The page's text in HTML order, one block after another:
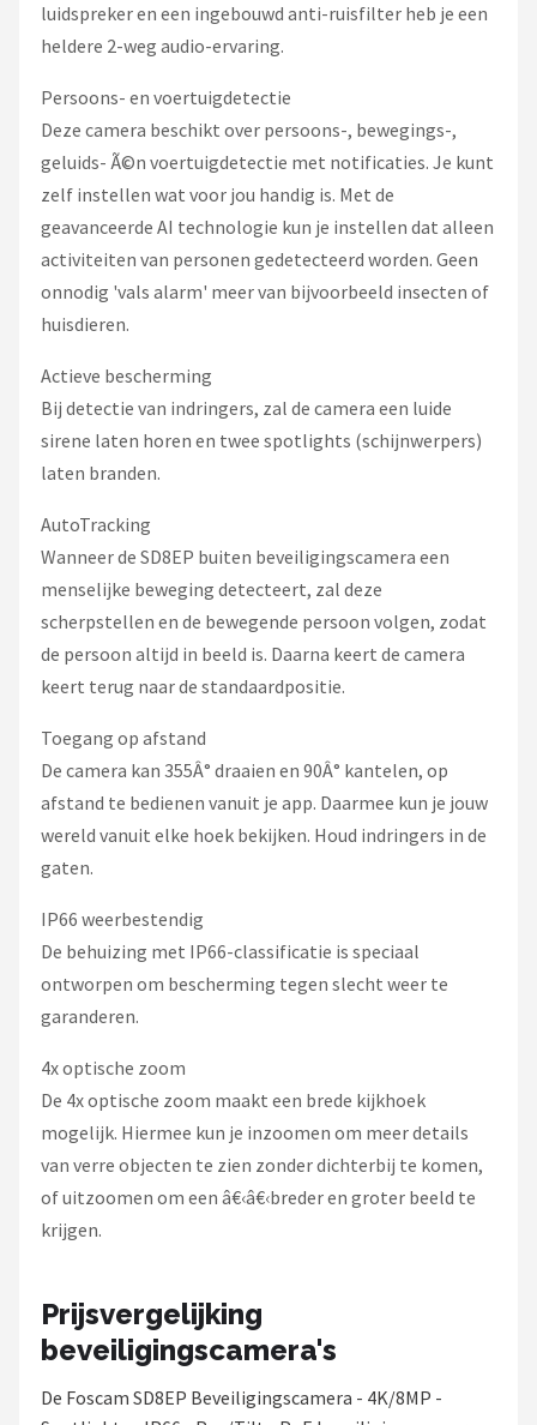
luidspreker en een ingebouwd anti-ruisfilter heb je een
heldere 2-weg audio-ervaring.
Persoons- en voertuigdetectie
Deze camera beschikt over persoons-, bewegings-,
geluids- Ã©n voertuigdetectie met notificaties. Je kunt
zelf instellen wat voor jou handig is. Met de
geavanceerde AI technologie kun je instellen dat alleen
activiteiten van personen gedetecteerd worden. Geen
onnodig 'vals alarm' meer van bijvoorbeeld insecten of
huisdieren.
Actieve bescherming
Bij detectie van indringers, zal de camera een luide
sirene laten horen en twee spotlights (schijnwerpers)
laten branden.
AutoTracking
Wanneer de SD8EP buiten beveiligingscamera een
menselijke beweging detecteert, zal deze
scherpstellen en de bewegende persoon volgen, zodat
de persoon altijd in beeld is. Daarna keert de camera
keert terug naar de standaardpositie.
Toegang op afstand
De camera kan 355Â° draaien en 90Â° kantelen, op
afstand te bedienen vanuit je app. Daarmee kun je jouw
wereld vanuit elke hoek bekijken. Houd indringers in de
gaten.
IP66 weerbestendig
De behuizing met IP66-classificatie is speciaal
ontworpen om bescherming tegen slecht weer te
garanderen.
4x optische zoom
De 4x optische zoom maakt een brede kijkhoek
mogelijk. Hiermee kun je inzoomen om meer details
van verre objecten te zien zonder dichterbij te komen,
of uitzoomen om een â€‹â€‹breder en groter beeld te
krijgen.
Prijsvergelijking
beveiligingscamera's
De Foscam SD8EP Beveiligingscamera - 4K/8MP -